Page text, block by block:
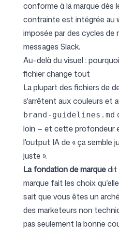
conforme à la marque dès
contrainte est intégrée au
imposée par des cycles de
messages Slack.
Au-delà du visuel :
fichier change tout
La plupart des fichiers de
s'arrêtent aux couleurs et
brand-guidelines.md
loin — et cette profondeur
l'output IA de « ça semble
juste ».
La fondation de marquedit
marque fait les choix
sait que vous êtes un
des marketeurs non
pas seulement la bonne